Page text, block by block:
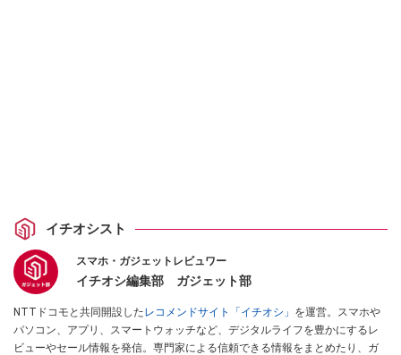
イチオシスト
スマホ・ガジェットレビュワー
イチオシ編集部 ガジェット部
NTTドコモと共同開設したレコメンドサイト「イチオシ」 を運営。スマホや
パソコン、アプリ、スマートウォッチなど、デジタルライフを豊かにするレ
ビューやセール情報を発信。専門家による信頼できる情報をまとめたり、ガ